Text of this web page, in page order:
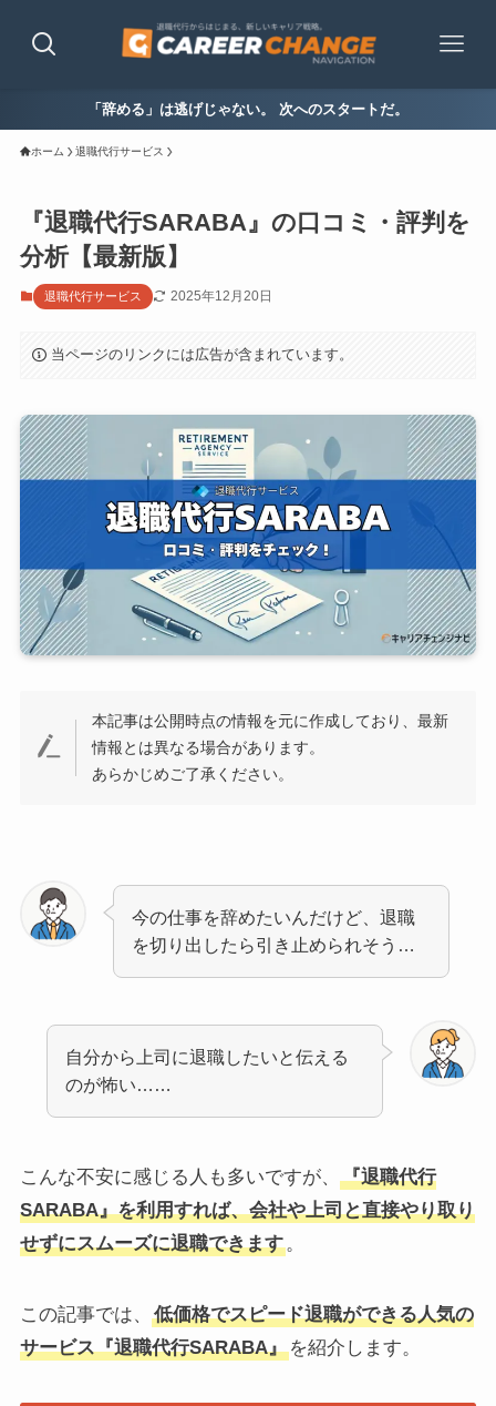
「辞める」は逃げじゃない。 次へのスタートだ。
ホーム 退職代行サービス
『退職代行SARABA』の口コミ・評判を
分析【最新版】
退職代行サービス 2025年12月20日
当ページのリンクには広告が含まれています。
本記事は公開時点の情報を元に作成しており、最新
情報とは異なる場合があります。
あらかじめご了承ください。
今の仕事を辞めたいんだけど、退職
を切り出したら引き止められそう…
自分から上司に退職したいと伝える
のが怖い……
こんな不安に感じる人も多いですが、
『退職代行
SARABA』を利用すれば、会社や上司と直接やり取り
せずにスムーズに退職できます。
この記事では、
低価格でスピード退職ができる人気の
サービス『退職代行SARABA』を紹介します。